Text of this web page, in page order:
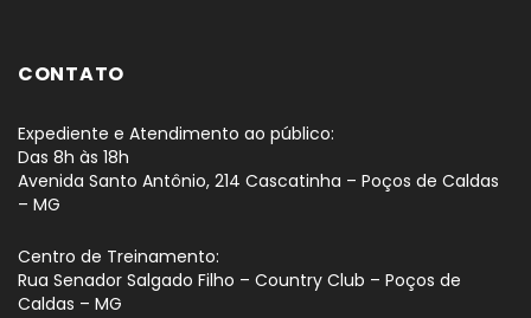
CONTATO
Expediente e Atendimento ao público:
Das 8h às 18h
Avenida Santo Antônio, 214 Cascatinha – Poços de Caldas
– MG
Centro de Treinamento:
Rua Senador Salgado Filho – Country Club – Poços de
Caldas – MG